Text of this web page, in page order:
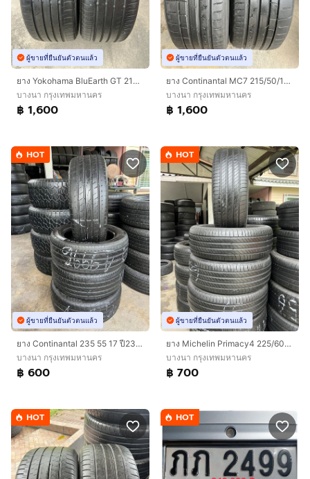
ผู้ขายที่ยืนยันตัวตนแล้ว
ยาง Yokohama BluEarth GT 215/45/17 ปี22 คู่ 1600 บาท สภาพดี!!
บางนา กรุงเทพมหานคร
฿ 1,600
ผู้ขายที่ยืนยันตัวตนแล้ว
ยาง Continantal MC7 215/50/17 ปี24 เส้น 1600 บาท สภาพดี
บางนา กรุงเทพมหานคร
฿ 1,600
HOT
ผู้ขายที่ยืนยันตัวตนแล้ว
ยาง Continantal 235 55 17 ปี23 เส้น 600 บาท สภาพดี
บางนา กรุงเทพมหานคร
฿ 600
HOT
ผู้ขายที่ยืนยันตัวตนแล้ว
ยาง Michelin Primacy4 225/60/17 ปี23 เส้น 700 บาท สภาพดี!!
บางนา กรุงเทพมหานคร
฿ 700
HOT HOT